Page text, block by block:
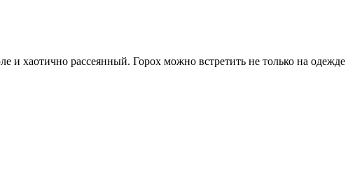
и хаотично рассеянный. Горох можно встретить не только на одежде